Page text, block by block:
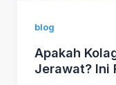
blog
Apakah
Jerawat? Ini